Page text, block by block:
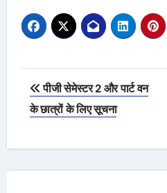
Post
navigation
पीजी सेमेस्टर 2 और पार्ट वन
के छात्रों के लिए सूचना